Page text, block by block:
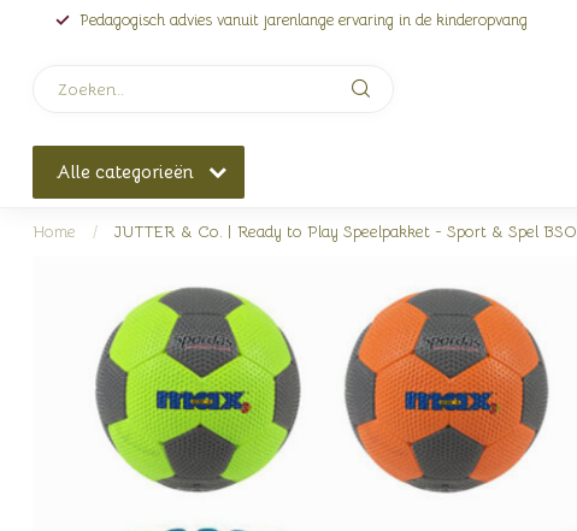
Pedagogisch advies vanuit jarenlange ervaring in de kinderopvang
Alle categorieën
Home / JUTTER & Co. | Ready to Play Speelpakket - Sport & Spel BSO